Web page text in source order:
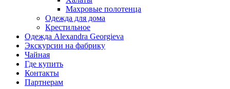
Махровые полотенца
Одежда для дома
Крестильное
Одежда Alexandra Georgieva
Экскурсии на фабрику
Чайная
Где купить
Контакты
Партнерам